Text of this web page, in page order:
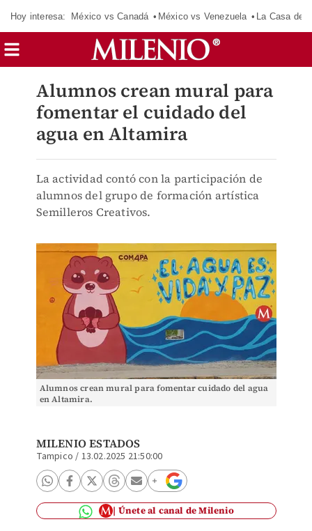
Hoy interesa: México vs Canadá México vs Venezuela La Casa de
Alumnos crean mural para
fomentar el cuidado del
agua en Altamira
La actividad contó con la participación de
alumnos del grupo de formación artística
Semilleros Creativos.
Alumnos crean mural para fomentar cuidado del agua
en Altamira.
MILENIO ESTADOS
Tampico / 13.02.2025 21:50:00
Únete al canal de Milenio